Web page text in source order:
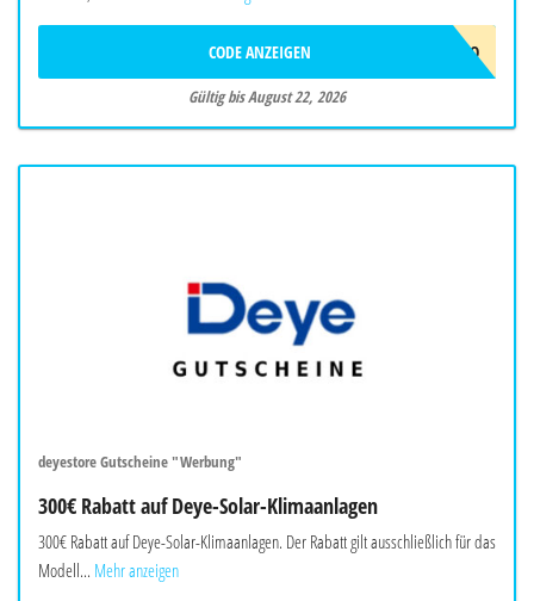
EVCJULYPROMO
CODE ANZEIGEN
Gültig bis August 22, 2026
deyestore Gutscheine "Werbung"
300€ Rabatt auf Deye-Solar-Klimaanlagen
300€ Rabatt auf Deye-Solar-Klimaanlagen. Der Rabatt gilt ausschließlich für das
Modell... Mehr anzeigen